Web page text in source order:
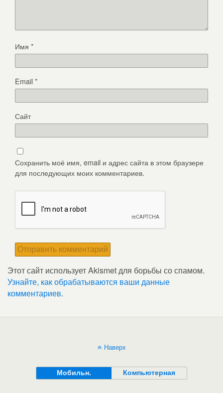
Имя *
Email*
Сайт
Сохранить моё имя, email и адрес сайта в этом браузере
для последующих моих комментариев.
Этот сайт использует Akismet для борьбы со спамом.
Узнайте, как обрабатываются ваши данные
комментариев.
Наверх
Мобильн. Компьютерная